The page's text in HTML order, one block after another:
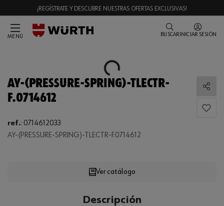
¡REGÍSTRATE Y DESCUBRE NUESTRAS OFERTAS EXCLUSIVAS!
MENÚ BUSCAR INICIAR SESIÓN
Loading...
AY-(PRESSURE-SPRING)-TLECTR-
F.0714612
ref.: 0714612033
AY-(PRESSURE-SPRING)-TLECTR-F.0714612
Loading...
Ver catálogo
Descripción